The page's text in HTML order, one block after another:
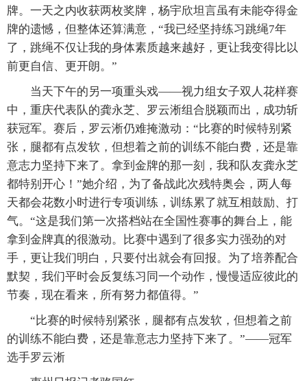
牌。一天之内收获两枚奖牌，杨宇欣坦言虽有未能夺得金
牌的遗憾，但整体还算满意，“我已经坚持练习跳绳7年
了，跳绳不仅让我的身体素质越来越好，更让我变得比以
前更自信、更开朗。”
当天下午的另一项重头戏——视力组女子双人花样赛
中，重庆代表队的龚永芝、罗云淅组合脱颖而出，成功斩
获冠军。赛后，罗云淅仍难掩激动：“比赛的时候特别紧
张，腿都有点发软，但想着之前的训练不能白费，还是靠
意志力坚持下来了。拿到金牌的那一刻，我和队友龚永芝
都特别开心！”她介绍，为了备战此次残特奥会，两人每
天都会花数小时进行专项训练，训练累了就互相鼓励、打
气。“这是我们第一次搭档站在全国性赛事的舞台上，能
拿到金牌真的很激动。比赛中遇到了很多实力强劲的对
手，更让我们明白，只要付出就会有回报。为了培养配合
默契，我们平时会反复练习同一个动作，慢慢适应彼此的
节奏，现在看来，所有努力都值得。”
“比赛的时候特别紧张，腿都有点发软，但想着之前
的训练不能白费，还是靠意志力坚持下来了。”——冠军
选手罗云淅